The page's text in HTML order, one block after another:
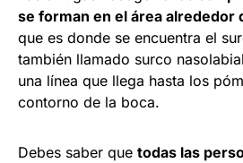
se forman en el área alrededor
que es donde se encuentra el
también llamado surco
una línea que llega hasta los
contorno de la boca.
Debes saber que todas las